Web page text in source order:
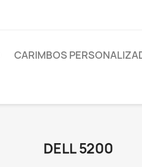
CARIMBOS
DELL 5200